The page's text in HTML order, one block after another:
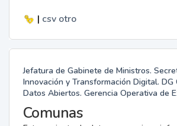
| csv otro
Jefatura de Gabinete de Ministros.
Innovación y Transformación Digital. DG
Datos Abiertos. Gerencia Operativa de
Comunas